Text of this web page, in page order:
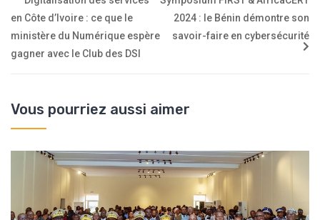
en Côte d’Ivoire : ce que le
ministère du Numérique espère
gagner avec le Club des DSI
2024 : le Bénin démontre son
savoir-faire en cybersécurité
Vous pourriez aussi aimer